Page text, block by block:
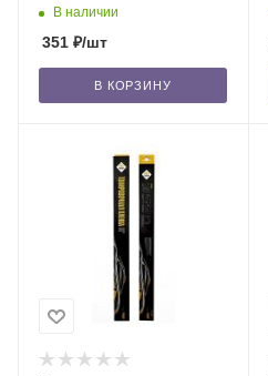
3м) GL-1018 /50
В наличии
351 ₽/шт
В КОРЗИНУ